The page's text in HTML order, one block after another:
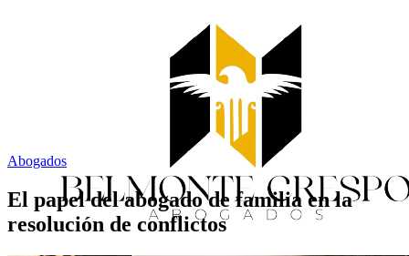
Abogados
El papel del abogado de familia en la
resolución de conflictos